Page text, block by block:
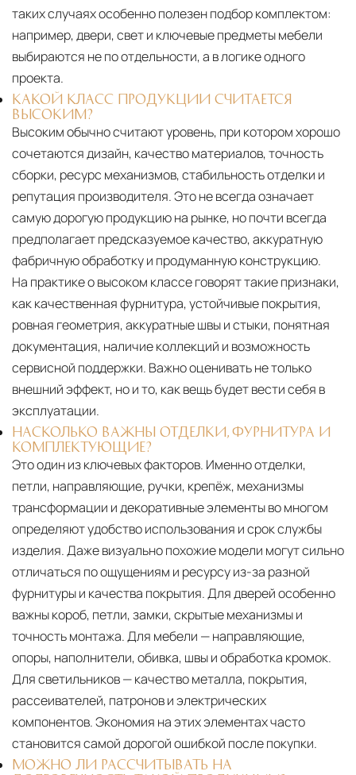
таких случаях особенно полезен подбор комплектом:
например, двери, свет и ключевые предметы мебели
выбираются не по отдельности, а в логике одного
проекта.
КАКОЙ КЛАСС ПРОДУКЦИИ СЧИТАЕТСЯ
ВЫСОКИМ?
Высоким обычно считают уровень, при котором хорошо
сочетаются дизайн, качество материалов, точность
сборки, ресурс механизмов, стабильность отделки и
репутация производителя. Это не всегда означает
самую дорогую продукцию на рынке, но почти всегда
предполагает предсказуемое качество, аккуратную
фабричную обработку и продуманную конструкцию.
На практике о высоком классе говорят такие признаки,
как качественная фурнитура, устойчивые покрытия,
ровная геометрия, аккуратные швы и стыки, понятная
документация, наличие коллекций и возможность
сервисной поддержки. Важно оценивать не только
внешний эффект, но и то, как вещь будет вести себя в
эксплуатации.
НАСКОЛЬКО ВАЖНЫ ОТДЕЛКИ, ФУРНИТУРА И
КОМПЛЕКТУЮЩИЕ?
Это один из ключевых факторов. Именно отделки,
петли, направляющие, ручки, крепёж, механизмы
трансформации и декоративные элементы во многом
определяют удобство использования и срок службы
изделия. Даже визуально похожие модели могут сильно
отличаться по ощущениям и ресурсу из-за разной
фурнитуры и качества покрытия. Для дверей особенно
важны короб, петли, замки, скрытые механизмы и
точность монтажа. Для мебели — направляющие,
опоры, наполнители, обивка, швы и обработка кромок.
Для светильников — качество металла, покрытия,
рассеивателей, патронов и электрических
компонентов. Экономия на этих элементах часто
становится самой дорогой ошибкой после покупки.
МОЖНО ЛИ РАССЧИТЫВАТЬ НА